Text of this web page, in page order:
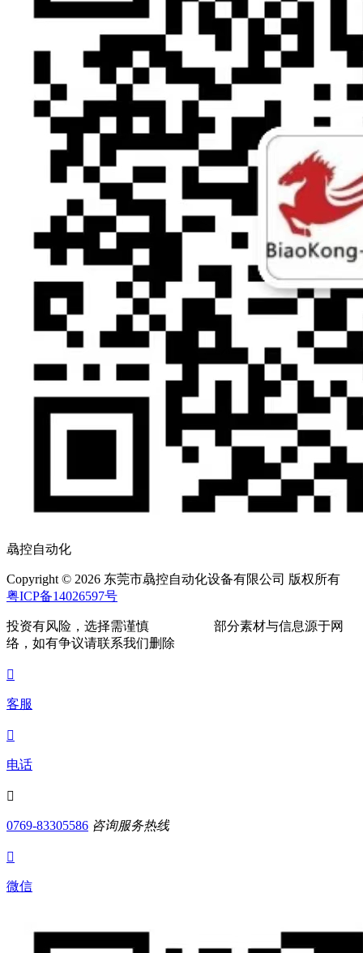
骉控自动化
Copyright © 2026 东莞市骉控自动化设备有限公司 版权所有
粤ICP备14026597号
投资有风险，选择需谨慎 部分素材与信息源于网
络，如有争议请联系我们删除

客服

电话

0769-83305586 咨询服务热线

微信